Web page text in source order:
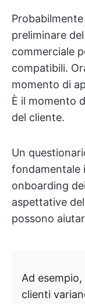
preliminare
commerciale
compatibili.
momento di
È il momento
del cliente.
Un
fondamentale
onboarding
aspettative
possono
Ad
clienti